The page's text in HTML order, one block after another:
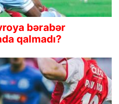
bərabər
qalmadı?